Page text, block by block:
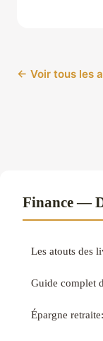
← Voir tous les
Finance —
Les atouts des
Guide complet
Épargne